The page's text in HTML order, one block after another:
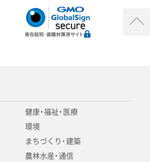
健康・福祉・医療
環境
まちづくり・建築
農林水産・通信